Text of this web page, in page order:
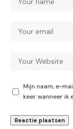
Mijn naam, e-
keer wanneer ik